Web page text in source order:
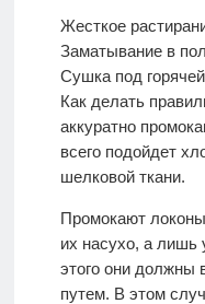
Жесткое
Заматывание в
Сушка под
Как делать
аккуратно
всего подойдет
шелковой ткани.
Промокают
их насухо, а
этого они должны
путем. В этом